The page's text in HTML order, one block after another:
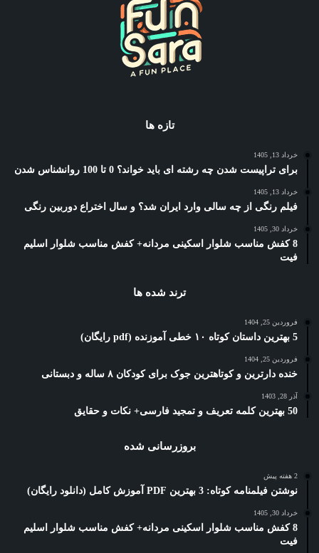
تازه ها
خرداد 13, 1405
برای تراپیست شدن چه رشته ای باید خواند؟ 0 تا 100 روانشناس شدن
خرداد 13, 1405
فیلم رنگی از چه سالی وارد ایران شد؟ و سال اختراع دوربین رنگی
خرداد 30, 1405
8 کفش مناسب شلوار اسکینی مردانه+ کفش مناسب شلوار اسلیم
فیت
ترند شده ها
فروردین 25, 1404
5 بهترین داستان کوتاه ۱۰ خطی آموزنده (pdf رایگان)
فروردین 25, 1404
خنده دارترین و کوتاهترین جوک برای کودکان ۸ ساله و دبستانی
آذر 28, 1403
50 بهترین کلمه تعریف و تمجید فارسی+ نکات و حقایق
بروزرسانی شده
2 هفته پیش
نوشتن فیلمنامه کوتاه: 3 بهترین PDF آموزش کامل (دانلود رایگان)
خرداد 30, 1405
8 کفش مناسب شلوار اسکینی مردانه+ کفش مناسب شلوار اسلیم
فیت